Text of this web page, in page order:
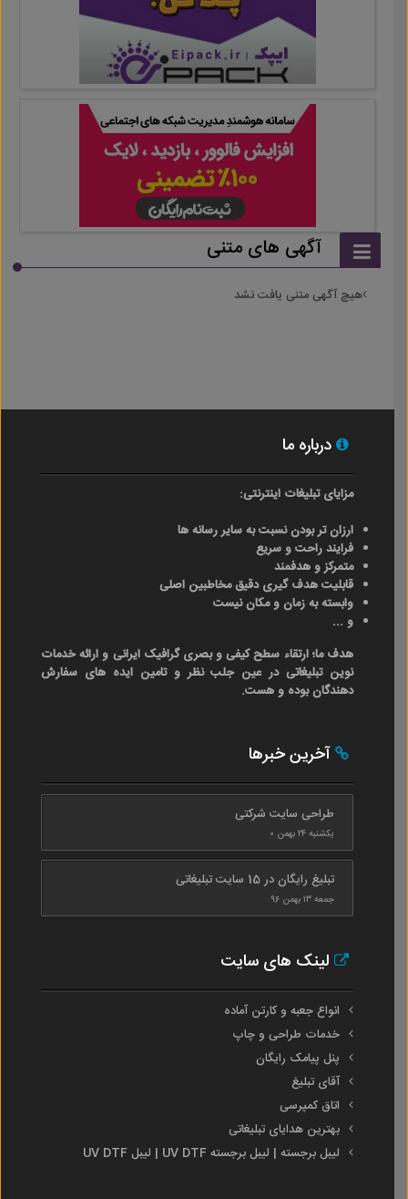
آگهی های متنی
هیچ آگهی متنی یافت نشد
درباره ما
مزایای تبلیغات اینترنتی:
ارزان تر بودن نسبت به سایر رسانه ها
فرایند راحت و سریع
متمرکز و هدفمند
قابلیت هدف گیری دقیق مخاطبین اصلی
وابسته به زمان و مکان نیست
و ...
هدف ما؛ ارتقاء سطح کیفی و بصری گرافیک ایرانی و ارائه خدمات
نوین تبلیغاتی در عین جلب نظر و تامین ایده های سفارش
دهندگان بوده و هست.
آخرین خبرها
طراحی سایت شرکتی
یکشنبه ۲۴ بهمن ۰
تبلیغ رایگان در 15 سایت تبلیغاتی
جمعه ۱۳ بهمن ۹۶
لینک های سایت
انواع جعبه و کارتن آماده
خدمات طراحی و چاپ
پنل پیامک رایگان
آقای تبلیغ
اتاق کمپرسی
بهترین هدایای تبلیغاتی
لیبل برجسته | لیبل برجسته UV DTF | لیبل UV DTF